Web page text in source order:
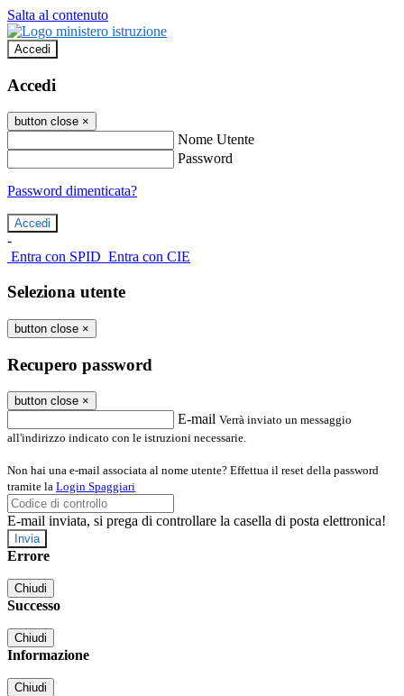
Salta al contenuto
Accedi
Accedi
button close ×
Nome Utente
Password
Password dimenticata?
-
Entra con SPID Entra con CIE
Seleziona utente
button close ×
Recupero password
button close ×
E-mail Verrà inviato un messaggio
all'indirizzo indicato con le istruzioni necessarie.
Non hai una e-mail associata al nome utente? Effettua il reset della password
tramite la Login Spaggiari
E-mail inviata, si prega di controllare la casella di posta elettronica!
Errore
Chiudi
Successo
Chiudi
Informazione
Chiudi